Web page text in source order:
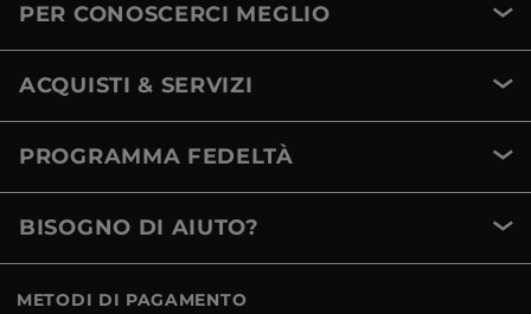
PER CONOSCERCI MEGLIO
ACQUISTI & SERVIZI
PROGRAMMA FEDELTÀ
BISOGNO DI AIUTO?
METODI DI PAGAMENTO